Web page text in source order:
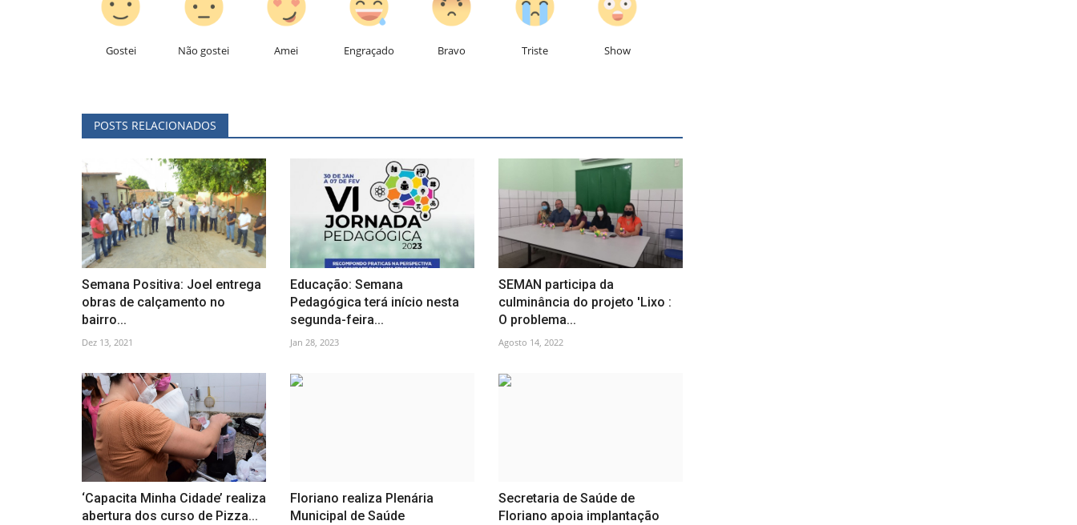
Gostei Não gostei Amei Engraçado Bravo Triste Show
POSTS RELACIONADOS
Semana Positiva: Joel entrega
obras de calçamento no
bairro...
Dez 13, 2021
Educação: Semana
Pedagógica terá início nesta
segunda-feira...
Jan 28, 2023
SEMAN participa da
culminância do projeto 'Lixo :
O problema...
Agosto 14, 2022
‘Capacita Minha Cidade’ realiza
abertura dos curso de Pizza...
Floriano realiza Plenária
Municipal de Saúde
Secretaria de Saúde de
Floriano apoia implantação